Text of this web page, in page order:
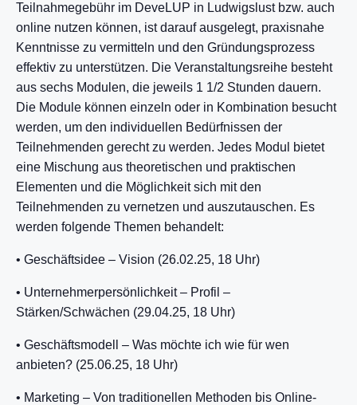
Teilnahmegebühr im DeveLUP in Ludwigslust bzw. auch
online nutzen können, ist darauf ausgelegt, praxisnahe
Kenntnisse zu vermitteln und den Gründungsprozess
effektiv zu unterstützen. Die Veranstaltungsreihe besteht
aus sechs Modulen, die jeweils 1 1/2 Stunden dauern.
Die Module können einzeln oder in Kombination besucht
werden, um den individuellen Bedürfnissen der
Teilnehmenden gerecht zu werden. Jedes Modul bietet
eine Mischung aus theoretischen und praktischen
Elementen und die Möglichkeit sich mit den
Teilnehmenden zu vernetzen und auszutauschen. Es
werden folgende Themen behandelt:
• Geschäftsidee – Vision (26.02.25, 18 Uhr)
• Unternehmerpersönlichkeit – Profil –
Stärken/Schwächen (29.04.25, 18 Uhr)
• Geschäftsmodell – Was möchte ich wie für wen
anbieten? (25.06.25, 18 Uhr)
• Marketing – Von traditionellen Methoden bis Online-